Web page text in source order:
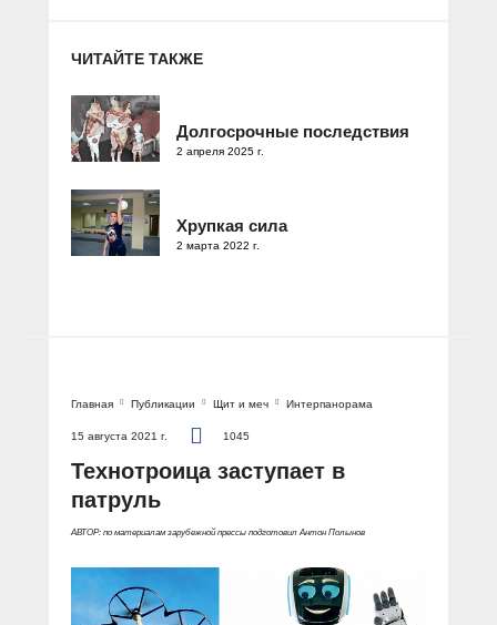
ЧИТАЙТЕ ТАКЖЕ
Долгосрочные последствия
2 апреля 2025 г.
Хрупкая сила
2 марта 2022 г.
Главная Публикации Щит и меч Интерпанорама
15 августа 2021 г. 1045
Технотроица заступает в
патруль
АВТОР: по материалам зарубежной прессы подготовил Антон Полынов